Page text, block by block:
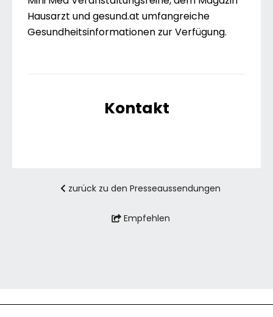
Hausarzt und gesund.at umfangreiche
Gesundheitsinformationen zur Verfügung.
Kontakt
zurück zu den Presseaussendungen
Empfehlen